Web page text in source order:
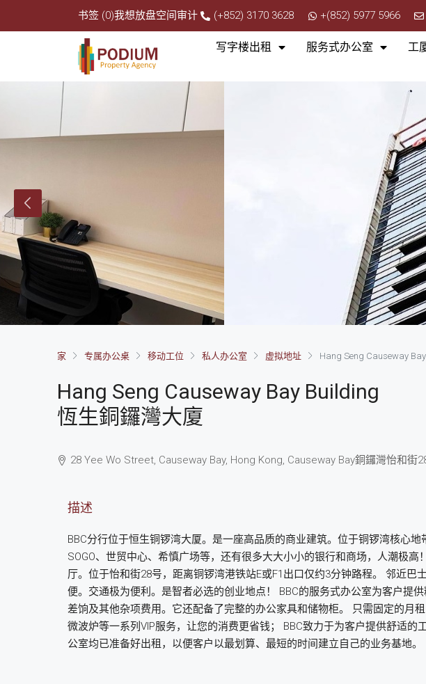
书签 (0)我想放盘空间审计 (+852) 3170 3628 +(852) 5977 5966
写字楼出租 服务式办公室 工
家 专属办公桌 移动工位 私人办公室 虚拟地址 Hang Seng Causeway
Hang Seng Causeway Bay Building
恆生銅鑼灣大廈
28 Yee Wo Street, Causeway Bay, Hong Kong, Causeway Bay銅鑼灣怡和街
描述
BBC分行位于恒生铜锣湾大厦。是一座高品质的商业建筑。位于铜锣湾核心
SOGO、世贸中心、希慎广场等，还有很多大大小小的银行和商场，人潮极
厅。位于怡和街28号，距离铜锣湾港铁站E或F1出口仅约3分钟路程。 邻近巴
便。交通极为便利。是智者必选的创业地点！ BBC的服务式办公室为客户提
差饷及其他杂项费用。它还配备了完整的办公家具和储物柜。 只需固定的月
微波炉等一系列VIP服务，让您的消费更省钱； BBC致力于为客户提供舒适的
公室均已准备好出租，以便客户以最划算、最短的时间建立自己的业务基地。